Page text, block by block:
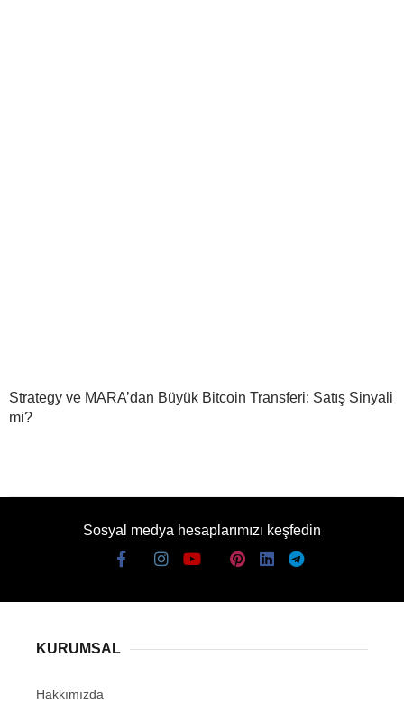
Strategy ve MARA’dan Büyük Bitcoin Transferi: Satış Sinyali
mi?
Sosyal medya hesaplarımızı keşfedin
KURUMSAL
Hakkımızda